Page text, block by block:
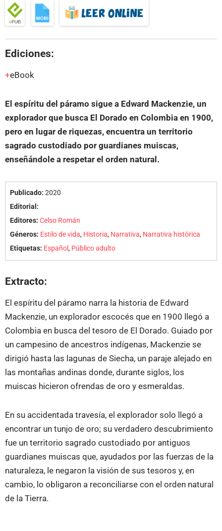
Ediciones:
eBook
El espíritu del páramo sigue a Edward Mackenzie, un
explorador que busca El Dorado en Colombia en 1900,
pero en lugar de riquezas, encuentra un territorio
sagrado custodiado por guardianes muiscas,
enseñándole a respetar el orden natural.
Publicado: 2020
Editorial:
Editores: Celso Román
Géneros: Estilo de vida, Historia, Narrativa, Narrativa histórica
Etiquetas: Español, Público adulto
Extracto:
El espíritu del páramo narra la historia de Edward
Mackenzie, un explorador escocés que en 1900 llegó a
Colombia en busca del tesoro de El Dorado. Guiado por
un campesino de ancestros indígenas, Mackenzie se
dirigió hasta las lagunas de Siecha, un paraje alejado en
las montañas andinas donde, durante siglos, los
muiscas hicieron ofrendas de oro y esmeraldas.
En su accidentada travesía, el explorador solo llegó a
encontrar un tunjo de oro; su verdadero descubrimiento
fue un territorio sagrado custodiado por antiguos
guardianes muiscas que, ayudados por las fuerzas de la
naturaleza, le negaron la visión de sus tesoros y, en
cambio, lo obligaron a reconciliarse con el orden natural
de la Tierra.